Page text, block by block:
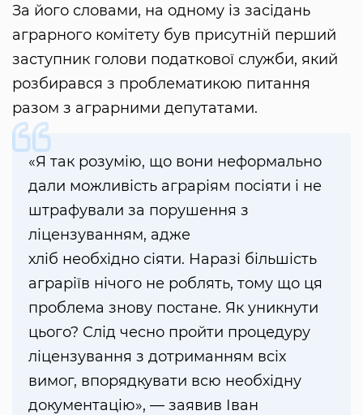
За його словами, на одному із засідань
аграрного комітету був присутній перший
заступник голови податкової служби, який
розбирався з проблематикою питання
разом з аграрними депутатами.
«Я так розумію, що вони неформально
дали можливість аграріям посіяти і не
штрафували за порушення з
ліцензуванням, адже
хліб необхідно сіяти. Наразі більшість
аграріїв нічого не роблять, тому що ця
проблема знову постане. Як уникнути
цього? Слід чесно пройти процедуру
ліцензування з дотриманням всіх
вимог, впорядкувати всю необхідну
документацію», — заявив Іван